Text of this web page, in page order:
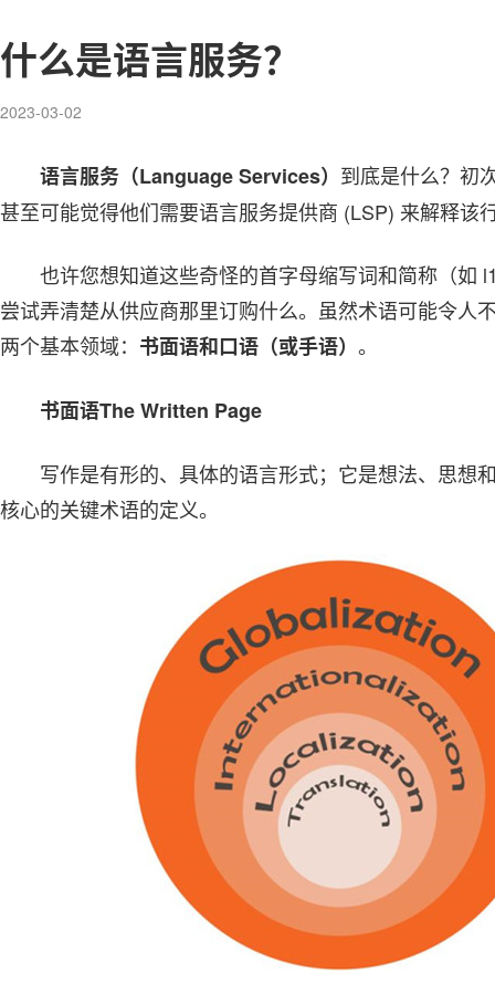
什么是语言服务？
2023-03-02
语言服务（Language Services） 到底是什么？初
甚至可能觉得他们需要语言服务提供商 (LSP) 来解释该
也许您想知道这些奇怪的首字母缩写词和简称（如
尝试弄清楚从供应商那里订购什么。虽然术语可能令人
两个基本领域： 书面语和口语（或手语） 。
书面语The Written Page
写作是有形的、具体的语言形式；它是想法、思想
核心的关键术语的定义。